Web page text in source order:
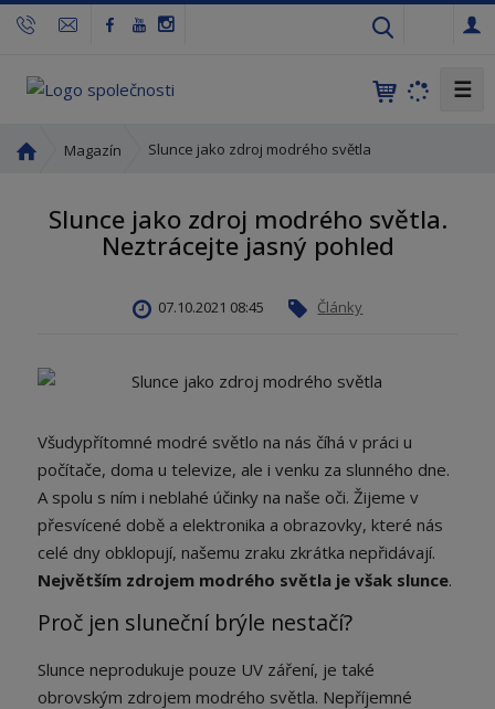
☰
a
n
Magazín Slunce jako zdroj modrého světla
Slunce jako zdroj modrého světla.
Neztrácejte jasný pohled
07.10.2021 08:45 Články
Všudypřítomné modré světlo na nás číhá v práci u
počítače, doma u televize, ale i venku za slunného dne.
A spolu s ním i neblahé účinky na naše oči. Žijeme v
přesvícené době a elektronika a obrazovky, které nás
celé dny obklopují, našemu zraku zkrátka nepřidávají.
Největším zdrojem modrého světla je však slunce.
Proč jen sluneční brýle nestačí?
Slunce neprodukuje pouze UV záření, je také
obrovským zdrojem modrého světla. Nepříjemné